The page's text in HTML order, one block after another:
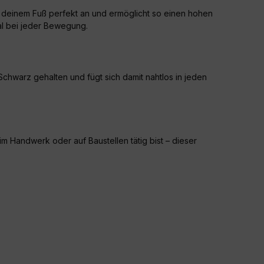
Fuß perfekt an und ermöglicht so einen hohen
bei jeder Bewegung.
gehalten und fügt sich damit nahtlos in jeden
Handwerk oder auf Baustellen tätig bist – dieser